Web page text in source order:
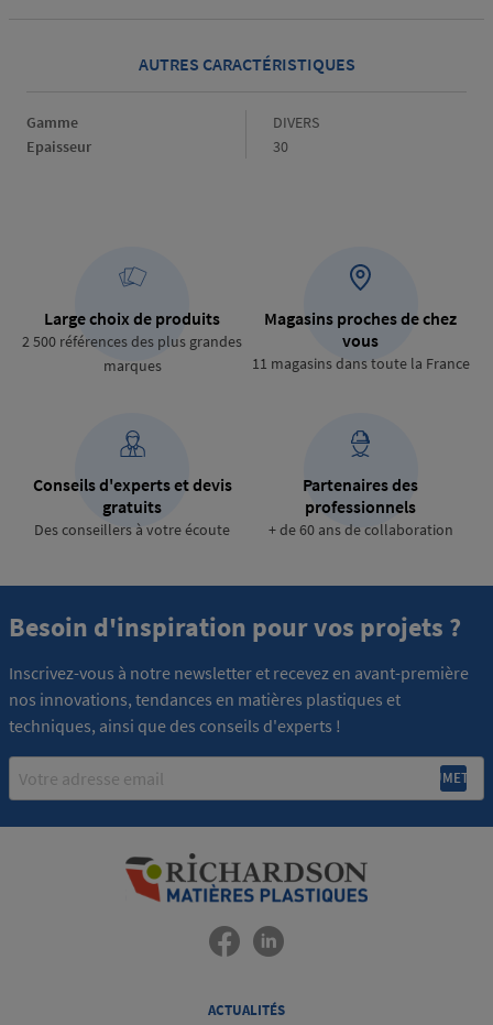
AUTRES CARACTÉRISTIQUES
Gamme Gamme
DIVERS
Epaisseur
Epaisseur
30
Large choix de produits
2 500 références des plus grandes
marques
Magasins proches de chez
vous
11 magasins dans toute la France
Conseils d'experts et devis
gratuits
Des conseillers à votre écoute
Partenaires des
professionnels
+ de 60 ans de collaboration
Besoin d'inspiration pour vos projets ?
Inscrivez-vous à notre newsletter et recevez en avant-première
nos innovations, tendances en matières plastiques et
techniques, ainsi que des conseils d'experts !
Email
ACTUALITÉS